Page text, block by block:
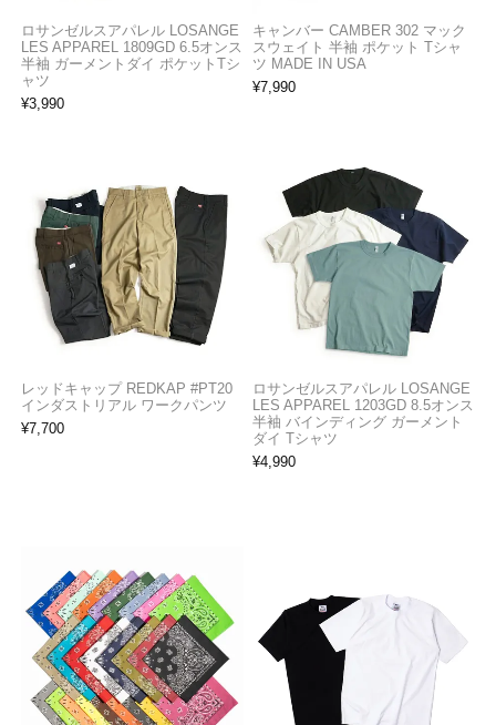
ロサンゼルスアパレル LOSANGE
LES APPAREL 1809GD 6.5オンス
半袖 ガーメントダイ ポケットTシ
ャツ
¥3,990
キャンバー CAMBER 302 マック
スウェイト 半袖 ポケット Tシャ
ツ MADE IN USA
¥7,990
レッドキャップ REDKAP #PT20
インダストリアル ワークパンツ
¥7,700
ロサンゼルスアパレル LOSANGE
LES APPAREL 1203GD 8.5オンス
半袖 バインディング ガーメント
ダイ Tシャツ
¥4,990